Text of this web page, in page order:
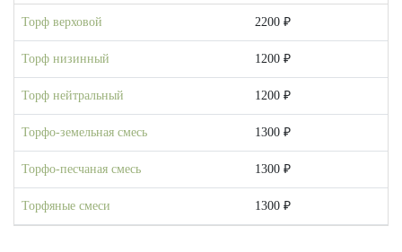
Торф верховой 2200 ₽
Торф низинный 1200 ₽
Торф нейтральный 1200 ₽
Торфо-земельная смесь 1300 ₽
Торфо-песчаная смесь 1300 ₽
Торфяные смеси 1300 ₽